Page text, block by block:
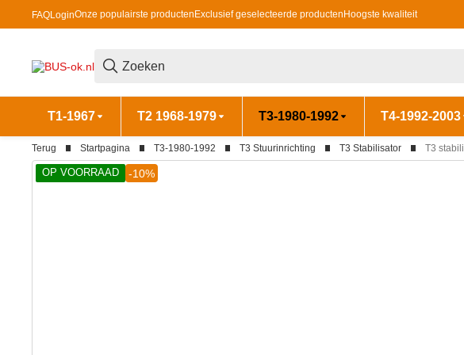
FAQLoginOnze populairste producten Exclusief geselecteerde producten Hoogste kwaliteit
T1-1967 T2 1968-1979 T3-1980-1992 T4-1992-2003
Terug Startpagina T3-1980-1992 T3 Stuurinrichting T3 Stabilisator T3
OP VOORRAAD -10%